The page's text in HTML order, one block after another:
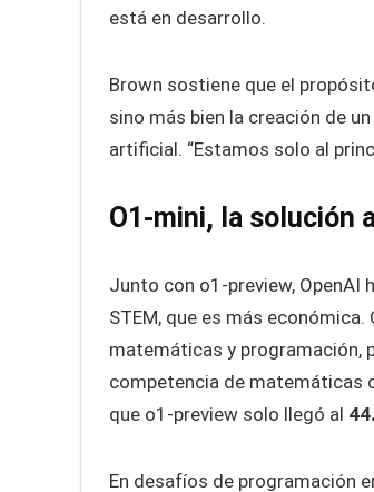
está en desarrollo.
Brown sostiene que el
sino más bien la creación de un
artificial. “Estamos solo al
O1-mini, la solución
Junto con o1-preview, OpenAI
STEM, que es más
matemáticas y programación,
competencia de matemáticas
que o1-preview solo llegó al
En desafíos de programación